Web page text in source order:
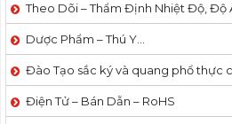
Theo Dõi – Thẩm Định Nhiệt Độ, Độ
Dược Phẩm – Thú Y…
Đào Tạo sắc ký và quang phổ thực
Điện Tử – Bán Dẫn – RoHS